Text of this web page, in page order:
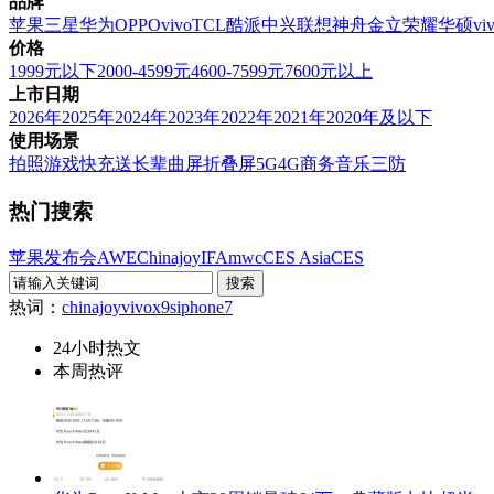
苹果三星华为OPPOvivoTCL酷派中兴联想神舟金立荣耀华硕
价格
1999元以下2000-4599元4600-7599元7600元以上
上市日期
2026年2025年2024年2023年2022年2021年2020年及以下
使用场景
拍照游戏快充送长辈曲屏折叠屏5G4G商务音乐三防
热门搜索
苹果发布会AWEChinajoyIFAmwcCES AsiaCES
热词： chinajoyvivox9siphone7
24小时热文
本周热评